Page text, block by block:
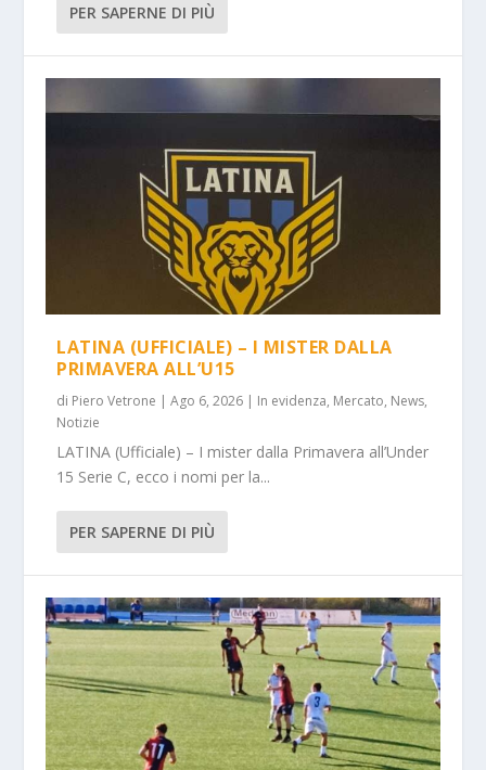
PER SAPERNE DI PIÙ
LATINA (UFFICIALE) – I MISTER DALLA
PRIMAVERA ALL’U15
di Piero Vetrone |Ago 6, 2026 | In evidenza, Mercato, News,
Notizie
LATINA (Ufficiale) – I mister dalla Primavera all’Under
15 Serie C, ecco i nomi per la...
PER SAPERNE DI PIÙ